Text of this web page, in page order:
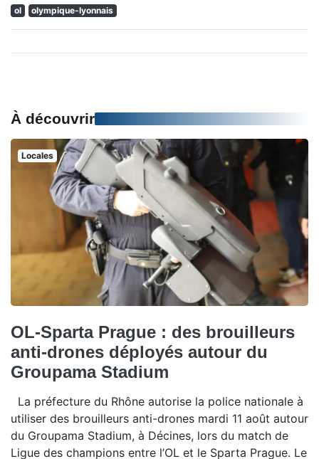
ol olympique-lyonnais
À découvrir
Locales
OL-Sparta Prague : des brouilleurs
anti-drones déployés autour du
Groupama Stadium
La préfecture du Rhône autorise la police nationale à
utiliser des brouilleurs anti-drones mardi 11 août autour
du Groupama Stadium, à Décines, lors du match de
Ligue des champions entre l’OL et le Sparta Prague. Le